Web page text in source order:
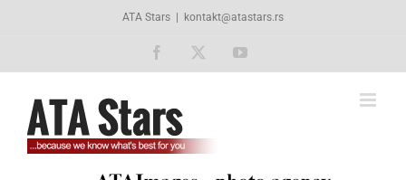
ATA Stars kontakt@atastars.rs
Facebook YouTube